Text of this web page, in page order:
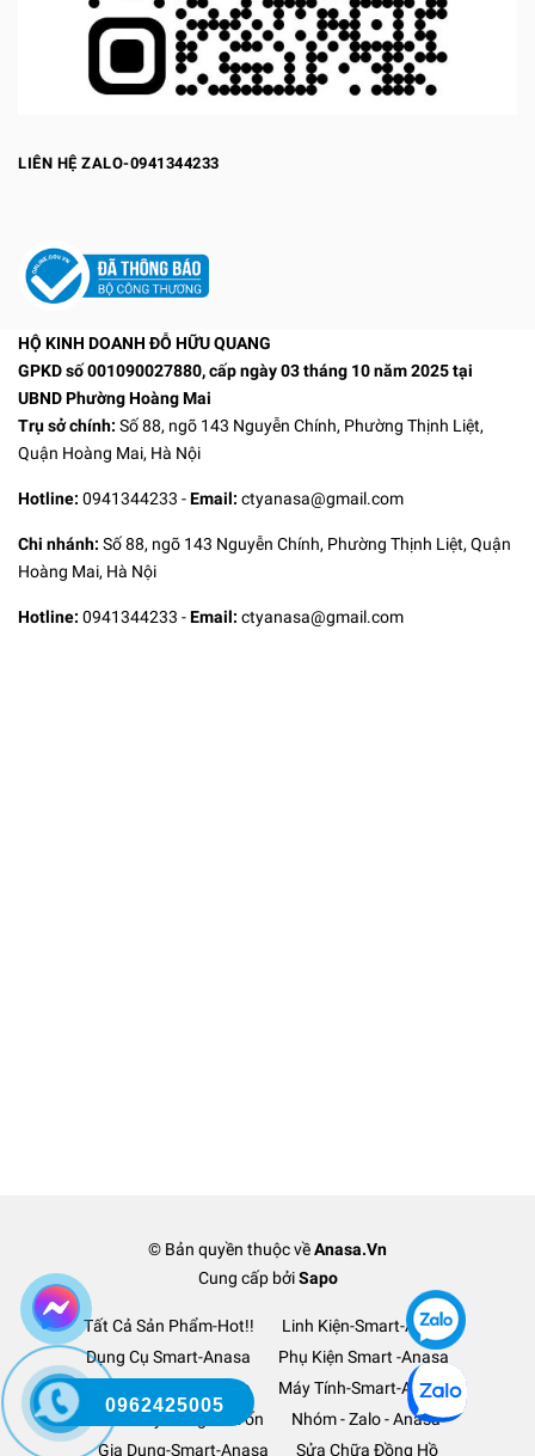
LIÊN HỆ ZALO-0941344233
HỘ KINH DOANH ĐỖ HỮU QUANG
GPKD số 001090027880, cấp ngày 03 tháng 10 năm 2025 tại
UBND Phường Hoàng Mai
Trụ sở chính: Số 88, ngõ 143 Nguyễn Chính, Phường Thịnh Liệt,
Quận Hoàng Mai, Hà Nội
Hotline: 0941344233 -Email: ctyanasa@gmail.com
Chi nhánh: Số 88, ngõ 143 Nguyễn Chính, Phường Thịnh Liệt, Quận
Hoàng Mai, Hà Nội
Hotline: 0941344233 -Email: ctyanasa@gmail.com
© Bản quyền thuộc vềAnasa.Vn
Cung cấp bởi Sapo
Tất Cả Sản Phẩm-Hot!!
Linh Kiện-Smart-Anasa
Dụng Cụ Smart-Anasa
Phụ Kiện Smart -Anasa
Ô Tô Xe Hơi TM-Anasa
Máy Tính-Smart-Anasa
Thanh Lý Hàng-Lỗ Vốn
Nhóm - Zalo - Anasa
Gia Dụng-Smart-Anasa
Sửa Chữa Đồng Hồ
0962425005